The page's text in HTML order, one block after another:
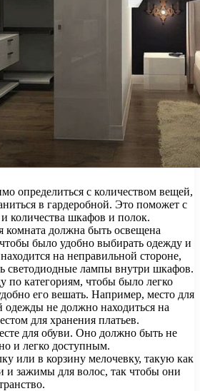
определиться с количеством вещей,
в гардеробной. Это поможет с
количества шкафов и полок.
комната должна быть освещена
чтобы было удобно выбирать одежду и
на неправильной стороне,
светодиодные лампы внутри шкафов.
по категориям, чтобы было легко
его вешать. Например, место для
одежды не должно находиться на
для хранения платьев.
для обуви. Оно должно быть не
и легко доступным.
или в корзину мелочевку, такую как
и зажимы для волос, так чтобы они